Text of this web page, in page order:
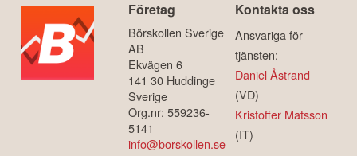
Företag
Börskollen Sverige
AB
Ekvägen 6
141 30 Huddinge
Sverige
Org.nr: 559236-
5141
info@borskollen.se
Kontakta oss
Ansvariga för
tjänsten:
Daniel Åstrand
(VD)
Kristoffer Matsson
(IT)